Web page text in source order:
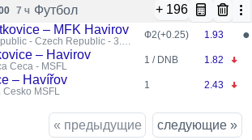
7 ч Футбол + 196
– MFK Havirov
- Czech Republic - 3.
Ф2(+0.25) 1.93 ●
– Havirov
Ceca - MSFL
1 / DNB 1.82
– Havířov
Česko MSFL
1 2.43
« предыдущие
следующие »